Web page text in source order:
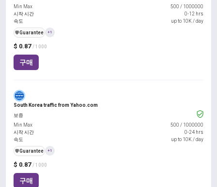
$ 0.87 / 1000
구매
Min Max
500 / 1000000
시작 시간
0-12 hrs
속도
up to 10K / day
️🛡️Guarantee +1
South Korea traffic from Yahoo.com
$ 0.87 / 1000
구매
보증
Min Max
500 / 1000000
시작 시간
0-24 hrs
속도
up to 10K / day
️🛡️Guarantee +1